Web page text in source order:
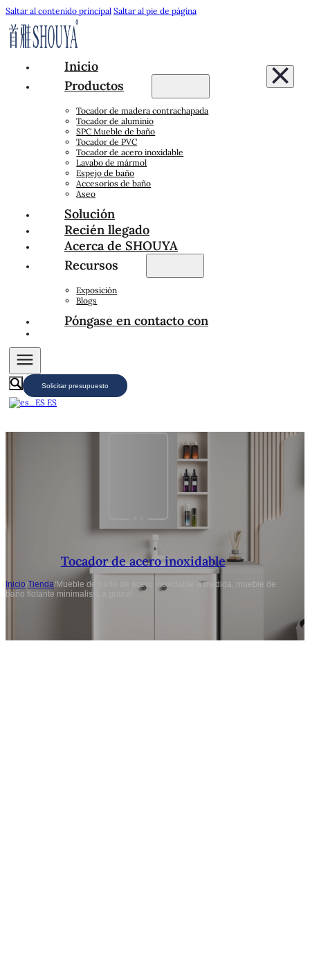
Saltar al contenido principal Saltar al pie de página
Inicio
Productos
Tocador de madera contrachapada
Tocador de aluminio
SPC Mueble de baño
Tocador de PVC
Tocador de acero inoxidable
Lavabo de mármol
Espejo de baño
Accesorios de baño
Aseo
Solución
Recién llegado
Acerca de SHOUYA
Recursos
Exposición
Blogs
Póngase en contacto con
Solicitar presupuesto
ES
Tocador de acero inoxidable
Inicio/Tienda/Mueble de baño de acero inoxidable a medida, mueble de
baño flotante minimalista a granel